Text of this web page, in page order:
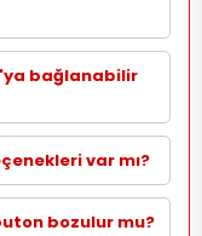
bağlanabilir
var mı?
bozulur mu?